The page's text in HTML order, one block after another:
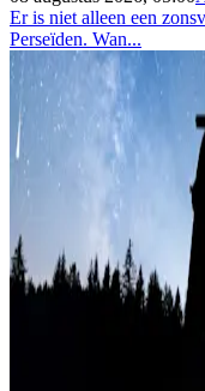
Er is niet alleen een
Perseïden. Wan...